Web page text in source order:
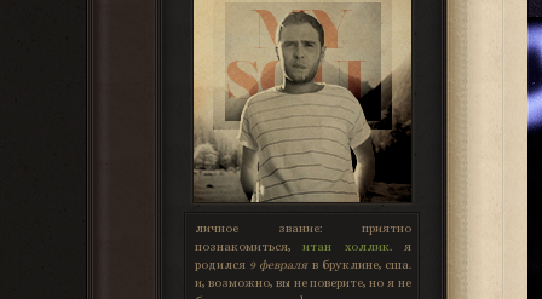
личное звание: приятно
познакомиться,итан холлик . я
родился 9 февраляв бруклине, сша.
и, возможно, вы не поверите, но я не